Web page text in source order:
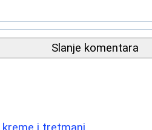
Slanje komentara